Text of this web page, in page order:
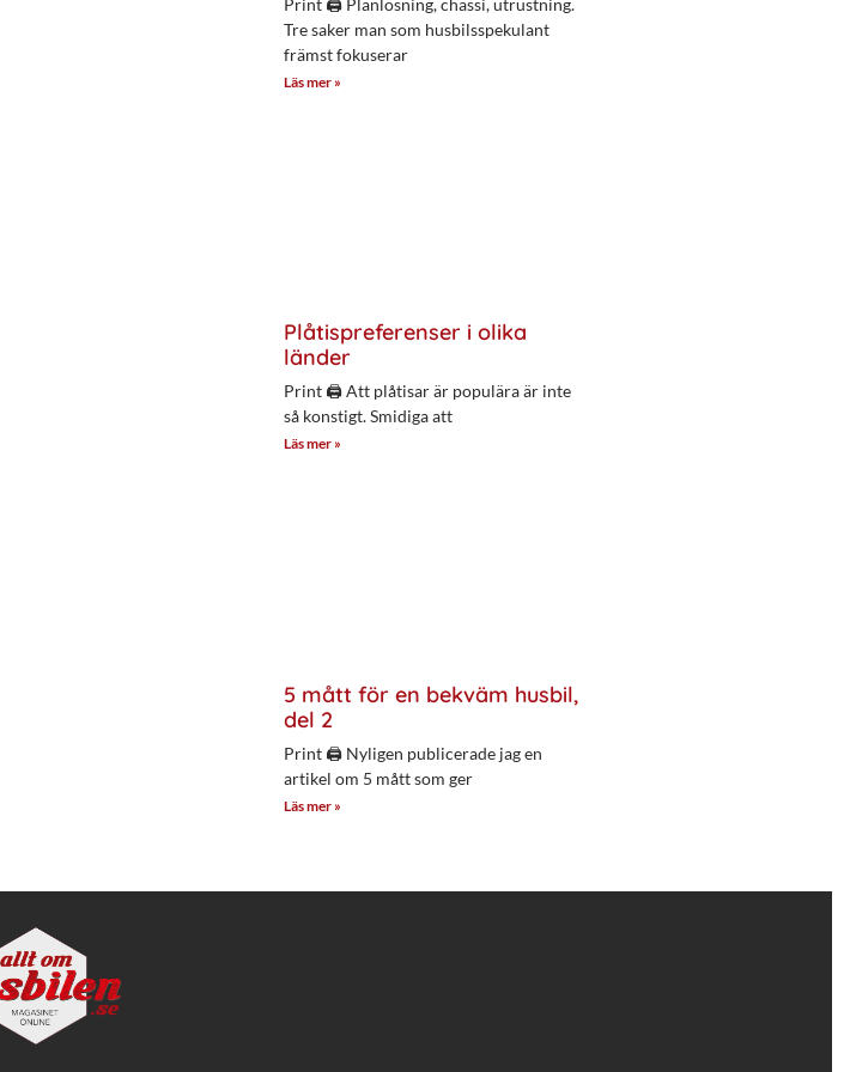
Tre saker man som husbilsspekulant
främst fokuserar
Läs mer »
Plåtispreferenser i olika
länder
Print 🖨 Att plåtisar är populära är inte
så konstigt. Smidiga att
Läs mer »
5 mått för en bekväm husbil,
del 2
Print 🖨 Nyligen publicerade jag en
artikel om 5 mått som ger
Läs mer »